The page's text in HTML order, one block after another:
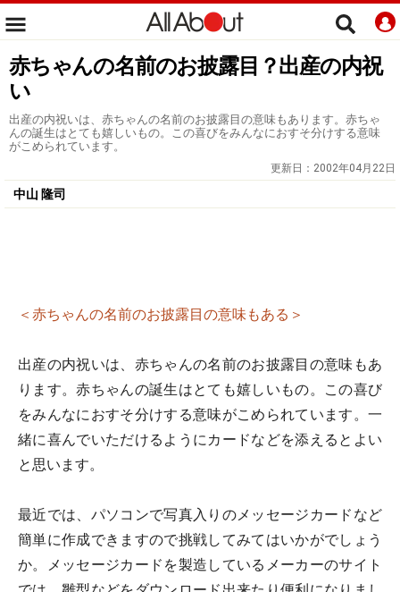
赤ちゃんの名前のお披露目？出産の内祝
い
出産の内祝いは、赤ちゃんの名前のお披露目の意味もあります。赤ちゃ
んの誕生はとても嬉しいもの。この喜びをみんなにおすそ分けする意味
がこめられています。
更新日： 2002年04月22日
中山 隆司
＜赤ちゃんの名前のお披露目の意味もある＞
出産の内祝いは、赤ちゃんの名前のお披露目の意味もあ
ります。赤ちゃんの誕生はとても嬉しいもの。この喜び
をみんなにおすそ分けする意味がこめられています。一
緒に喜んでいただけるようにカードなどを添えるとよい
と思います。
最近では、パソコンで写真入りのメッセージカードなど
簡単に作成できますので挑戦してみてはいかがでしょう
か。メッセージカードを製造しているメーカーのサイト